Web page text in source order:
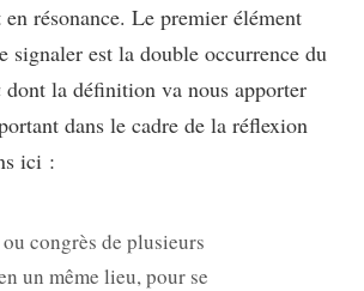
résonance. Le premier élément
signaler est la double occurrence du
dont la définition va nous apporter
dans le cadre de la réflexion
ici :
congrès de plusieurs
un même lieu, pour se